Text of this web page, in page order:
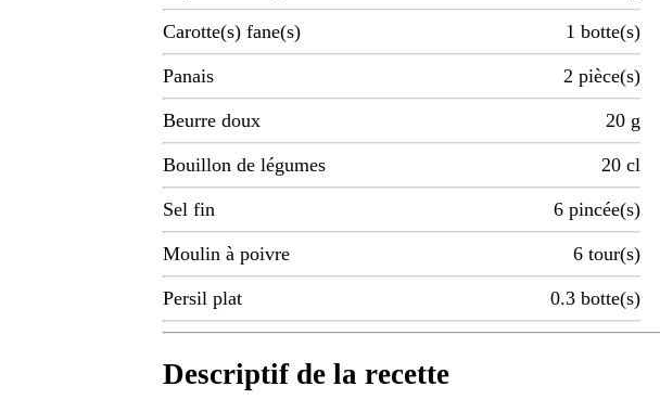
Carotte(s) fane(s) 1 botte(s)
Panais 2 pièce(s)
Beurre doux 20 g
Bouillon de légumes 20 cl
Sel fin 6 pincée(s)
Moulin à poivre 6 tour(s)
Persil plat 0.3 botte(s)
Descriptif de la recette